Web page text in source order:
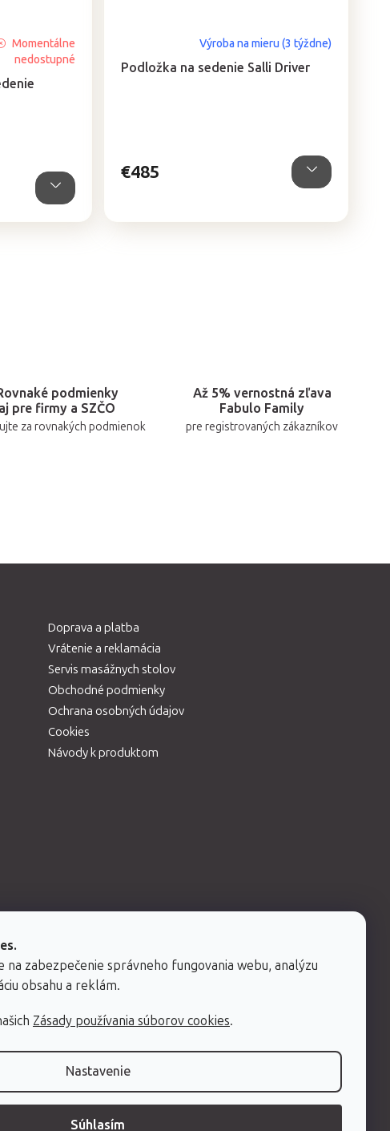
na zabezpečenie správneho fungovania webu, analýzu
obsahu a reklám.
Zásady používania súborov cookies.
Nastavenie
Súhlasím
Momentálne
nedostupné
Podložka na sedenie Salli Driver
Výroba na mieru (3 týždne)
€485
podmienky
aj pre firmy a SZČO
za rovnakých podmienok
Až 5% vernostná zľava
Fabulo Family
pre registrovaných zákazníkov
Doprava a platba
Vrátenie a reklamácia
Servis masážnych stolov
Obchodné podmienky
Ochrana osobných údajov
Cookies
Návody k produktom